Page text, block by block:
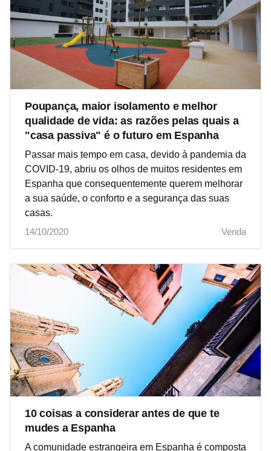
Poupança, maior isolamento e melhor
qualidade de vida: as razões pelas quais a
"casa passiva" é o futuro em Espanha
Passar mais tempo em casa, devido à pandemia da
COVID-19, abriu os olhos de muitos residentes em
Espanha que consequentemente querem melhorar
a sua saúde, o conforto e a segurança das suas
casas.
14/10/2020
Venda
10 coisas a considerar antes de que te
mudes a Espanha
A comunidade estrangeira em Espanha é composta